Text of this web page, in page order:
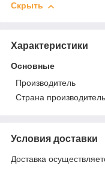
Скрыть
Характеристики
Основные
Производитель
Страна производитель
Условия доставки
Доставка